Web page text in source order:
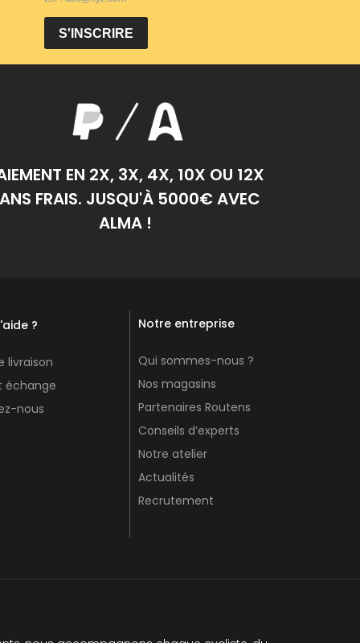
EN 2X, 3X, 4X, 10X OU 12X
FRAIS. JUSQU'À 5000€ AVEC
ALMA !
?
livraison
échange
nous
Notre entreprise
Qui sommes-nous ?
Nos magasins
Partenaires Routens
Conseils d’experts
Notre atelier
Actualités
Recrutement